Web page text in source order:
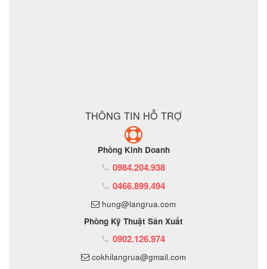
THÔNG TIN HỖ TRỢ
Phòng Kinh Doanh
0984.204.938
0466.899.494
hung@langrua.com
Phòng Kỹ Thuật Sản Xuất
0902.126.974
cokhilangrua@gmail.com